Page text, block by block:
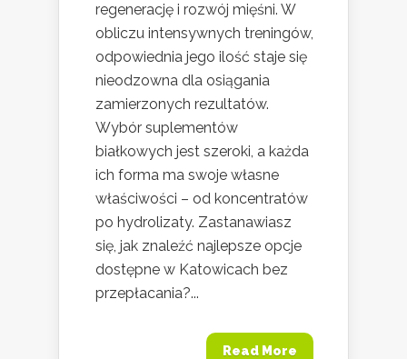
regenerację i rozwój mięśni. W
obliczu intensywnych treningów,
odpowiednia jego ilość staje się
nieodzowna dla osiągania
zamierzonych rezultatów.
Wybór suplementów
białkowych jest szeroki, a każda
ich forma ma swoje własne
właściwości – od koncentratów
po hydrolizaty. Zastanawiasz
się, jak znaleźć najlepsze opcje
dostępne w Katowicach bez
przepłacania?...
Read More